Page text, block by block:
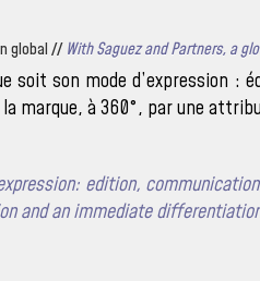
global //With Saguez and Partners, a
soit son mode d’expression :
marque, à 360°, par une
edition,
and an immediate